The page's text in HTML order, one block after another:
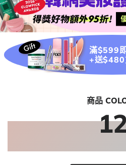
滿$599
+送$480
商品